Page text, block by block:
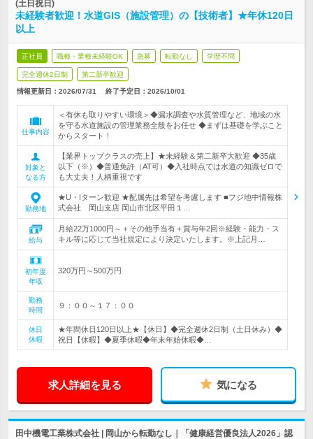
(土日祝日)
未経験者歓迎！水道GIS（施設管理）の【技術者】★年休120日
以上
正社員 職種・業種未経験OK 急募 転勤なし 学歴不問
完全週休2日制 第二新卒歓迎
情報更新日：2026/07/31 終了予定日： 2026/10/01
仕事内容
＜有休も取りやすい環境＞◆漏水調査や水質管理など、地域の水
を守る水道施設の管理業務全般をお任せ ◆まずは基礎を学ぶこと
からスタート！
対象と
なる方
【業界トップクラスの売上】★未経験＆第二新卒大歓迎 ◆35歳
以下（※）◆普通免許（AT可）◆入社時点では水道の知識ゼロで
も大丈夫！人柄重視です
勤務地
★U・Iターン歓迎 ★配属先は希望を考慮します ■フジ地中情報株
式会社 岡山支店 岡山市北区平田１…
給与
月給22万1000円～＋その他手当有＋賞与年2回※経験・能力・ス
キル等に応じて当社規定により決定いたします。※上記月…
初年度
年収
320万円～500万円
勤務
時間
９：００～１７：００
休日
休暇
★年間休日120日以上★【休日】◆完全週休2日制（土日休み）◆
祝日【休暇】◆夏季休暇◆年末年始休暇◆…
求人詳細を見る 気になる
田中機電工業株式会社 | 岡山から転勤なし｜「健康経営優良法人2026」認